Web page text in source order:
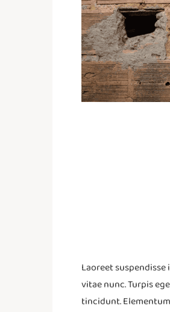
Laoreet
vitae nunc. Turpis
tincidunt.